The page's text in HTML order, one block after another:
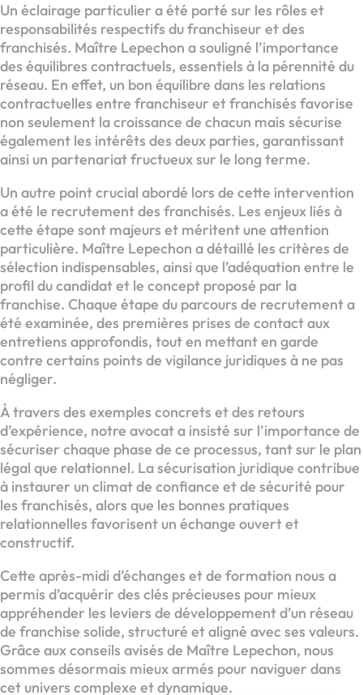
Un éclairage particulier a été porté sur les rôles et
responsabilités respectifs du franchiseur et des
franchisés. Maître Lepechon a souligné l’importance
des équilibres contractuels, essentiels à la pérennité du
réseau. En effet, un bon équilibre dans les relations
contractuelles entre franchiseur et franchisés favorise
non seulement la croissance de chacun mais sécurise
également les intérêts des deux parties, garantissant
ainsi un partenariat fructueux sur le long terme.
Un autre point crucial abordé lors de cette intervention
a été le recrutement des franchisés. Les enjeux liés à
cette étape sont majeurs et méritent une attention
particulière. Maître Lepechon a détaillé les critères de
sélection indispensables, ainsi que l’adéquation entre le
profil du candidat et le concept proposé par la
franchise. Chaque étape du parcours de recrutement a
été examinée, des premières prises de contact aux
entretiens approfondis, tout en mettant en garde
contre certains points de vigilance juridiques à ne pas
négliger.
À travers des exemples concrets et des retours
d’expérience, notre avocat a insisté sur l’importance de
sécuriser chaque phase de ce processus, tant sur le plan
légal que relationnel. La sécurisation juridique contribue
à instaurer un climat de confiance et de sécurité pour
les franchisés, alors que les bonnes pratiques
relationnelles favorisent un échange ouvert et
constructif.
Cette après-midi d’échanges et de formation nous a
permis d’acquérir des clés précieuses pour mieux
appréhender les leviers de développement d’un réseau
de franchise solide, structuré et aligné avec ses valeurs.
Grâce aux conseils avisés de Maître Lepechon, nous
sommes désormais mieux armés pour naviguer dans
cet univers complexe et dynamique.